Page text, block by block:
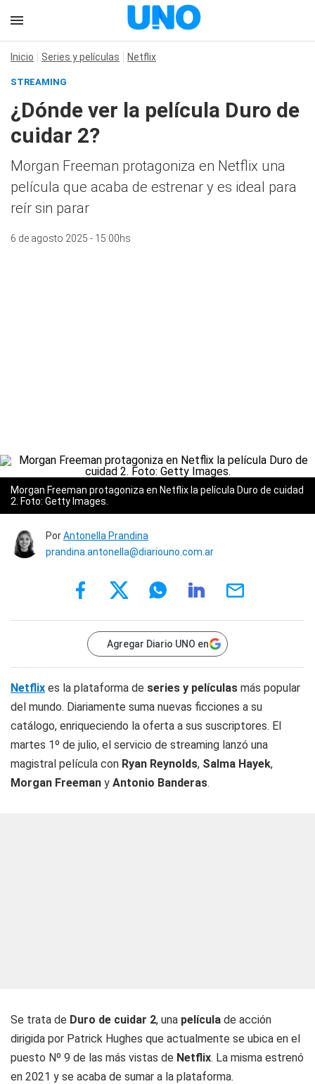
Inicio Series y películas Netflix
STREAMING
¿Dónde ver la película Duro de
cuidar 2?
Morgan Freeman protagoniza en Netflix una
película que acaba de estrenar y es ideal para
reír sin parar
6 de agosto 2025 - 15:00hs
Morgan Freeman protagoniza en Netflix la película Duro de cuidad
2. Foto: Getty Images.
PorAntonella Prandina
prandina.antonella@diariouno.com.ar
Agregar Diario UNO en
Netflix es la plataforma de series y películas más popular
del mundo. Diariamente suma nuevas ficciones a su
catálogo, enriqueciendo la oferta a sus suscriptores. El
martes 1º de julio, el servicio de streaming lanzó una
magistral película con Ryan Reynolds, Salma Hayek,
Morgan Freeman y Antonio Banderas.
Se trata de Duro de cuidar 2, una película de acción
dirigida por Patrick Hughes que actualmente se ubica en el
puesto Nº 9 de las más vistas de Netflix. La misma estrenó
en 2021 y se acaba de sumar a la plataforma.